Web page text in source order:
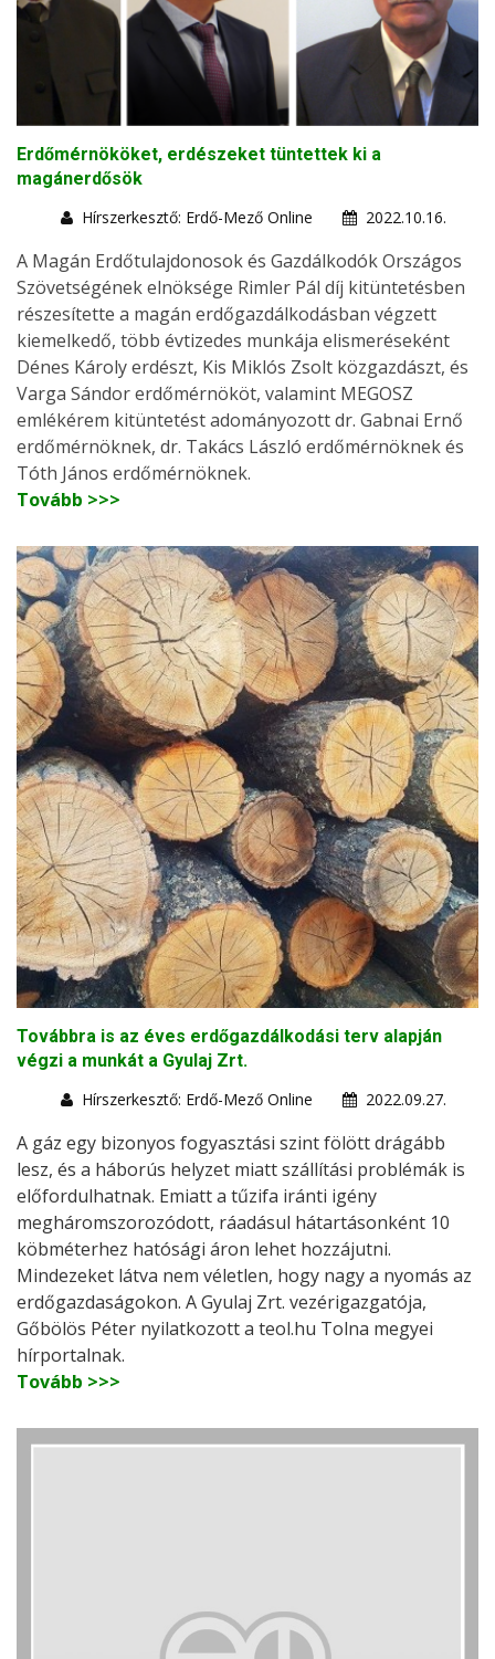
Erdőmérnököket, erdészeket tüntettek ki a
magánerdősök
Hírszerkesztő: Erdő-Mező Online
2022.10.16.
A Magán Erdőtulajdonosok és Gazdálkodók Országos
Szövetségének elnöksége Rimler Pál díj kitüntetésben
részesítette a magán erdőgazdálkodásban végzett
kiemelkedő, több évtizedes munkája elismeréseként
Dénes Károly erdészt, Kis Miklós Zsolt közgazdászt, és
Varga Sándor erdőmérnököt, valamint MEGOSZ
emlékérem kitüntetést adományozott dr. Gabnai Ernő
erdőmérnöknek, dr. Takács László erdőmérnöknek és
Tóth János erdőmérnöknek.
Tovább >>>
Továbbra is az éves erdőgazdálkodási terv alapján
végzi a munkát a Gyulaj Zrt.
Hírszerkesztő: Erdő-Mező Online
2022.09.27.
A gáz egy bizonyos fogyasztási szint fölött drágább
lesz, és a háborús helyzet miatt szállítási problémák is
előfordulhatnak. Emiatt a tűzifa iránti igény
megháromszorozódott, ráadásul hátartásonként 10
köbméterhez hatósági áron lehet hozzájutni.
Mindezeket látva nem véletlen, hogy nagy a nyomás az
erdőgazdaságokon. A Gyulaj Zrt. vezérigazgatója,
Gőbölös Péter nyilatkozott a teol.hu Tolna megyei
hírportalnak.
Tovább >>>